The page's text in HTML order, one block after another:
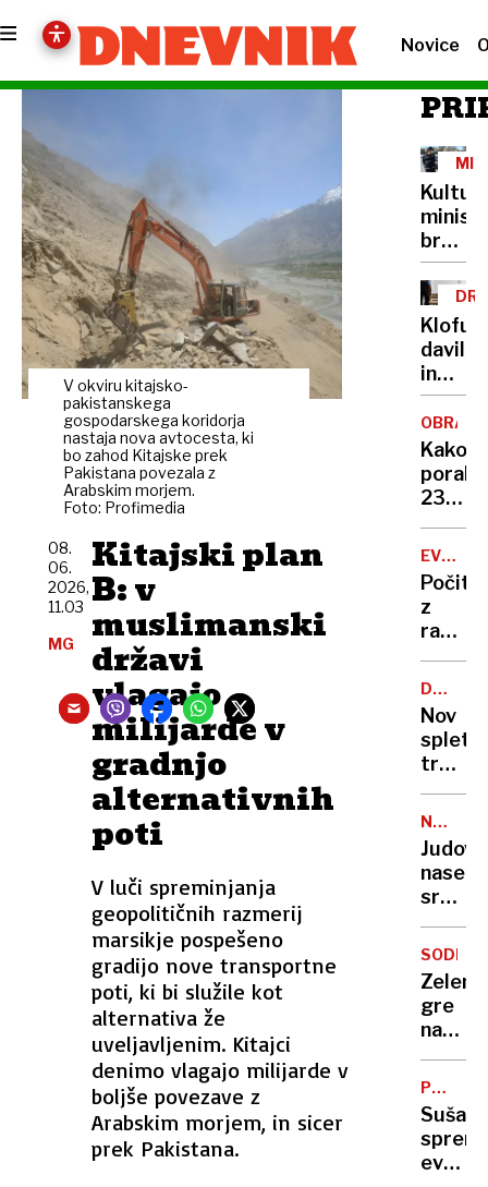
Novice
V okviru kitajsko-
pakistanskega
gospodarskega koridorja
nastaja nova avtocesta, ki
bo zahod Kitajske prek
Pakistana povezala z
Arabskim morjem.
Foto: Profimedia
Kitajski plan
B: v
muslimanski
državi
vlagajo
milijarde v
gradnjo
alternativnih
poti
V luči spreminjanja
geopolitičnih razmerij
marsikje pospešeno
gradijo nove transportne
poti, ki bi služile kot
alternativa že
uveljavljenim. Kitajci
denimo vlagajo milijarde v
boljše povezave z
Arabskim morjem, in sicer
prek Pakistana.
08.
06.
2026,
11.03
MG
brez
Cigler
Kralj
za
avto
davil
in
grozil
z
nožem,
v
zapor
bo
treba
Kako
236
v
štirih
EVROPA
GORI
z
na
požar:
poletni
požari
vse
hujši?
Nov
spletni
trend
skrbi
slog
sredi
noči
požgali
vas
na
bregu,
več
gre
na
obisk
k
Vučiću:
"To
je za
Ruse
Suša